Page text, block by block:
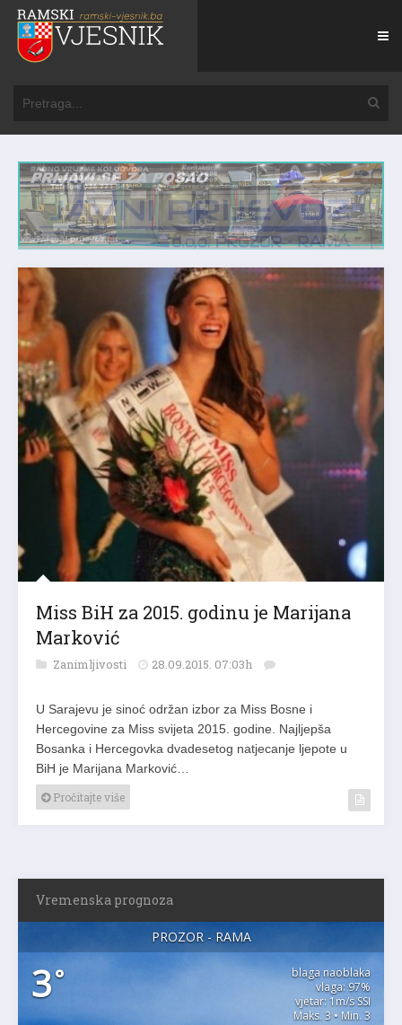
Miss BiH za 2015. godinu je Marijana
Marković
Zanimljivosti 28.09.2015. 07:03h
U Sarajevu je sinoć održan izbor za Miss Bosne i
Hercegovine za Miss svijeta 2015. godine. Najljepša
Bosanka i Hercegovka dvadesetog natjecanje ljepote u
BiH je Marijana Marković…
Pročitajte više
Vremenska prognoza
PROZOR - RAMA
3°
blaga naoblaka
vlaga: 97%
vjetar: 1m/s SSI
Maks. 3 • Min. 3